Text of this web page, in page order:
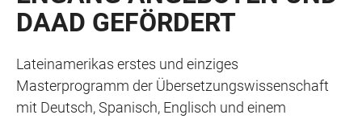
DAAD GEFÖRDERT
Lateinamerikas erstes und einziges
Masterprogramm der Übersetzungswissenschaft
mit Deutsch, Spanisch, Englisch und einem